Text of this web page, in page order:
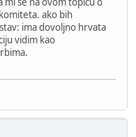
ako bih
ima dovoljno hrvata
vidim kao